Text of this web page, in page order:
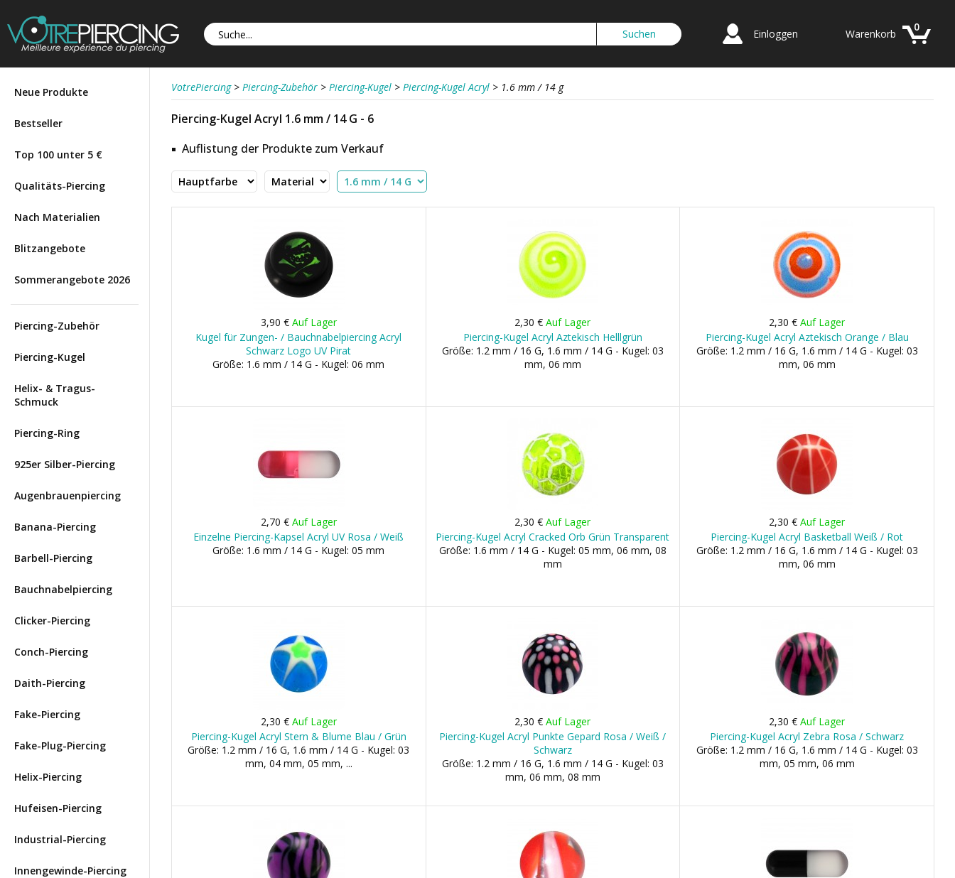
Einloggen
0
Warenkorb
Neue Produkte
Bestseller
Top 100 unter 5 €
Qualitäts-Piercing
Nach Materialien
Blitzangebote
Sommerangebote 2026
Piercing-Zubehör
Piercing-Kugel
Helix- & Tragus-
Schmuck
Piercing-Ring
925er Silber-Piercing
Augenbrauenpiercing
Banana-Piercing
Barbell-Piercing
Bauchnabelpiercing
Clicker-Piercing
Conch-Piercing
Daith-Piercing
Fake-Piercing
Fake-Plug-Piercing
Helix-Piercing
Hufeisen-Piercing
Industrial-Piercing
Innengewinde-Piercing
VotrePiercing > Piercing-Zubehör > Piercing-Kugel > Piercing-Kugel Acryl > 1.6 mm / 14 g
Piercing-Kugel Acryl 1.6 mm / 14 G - 6
Auflistung der Produkte zum Verkauf
3,90 € Auf Lager
Kugel für Zungen- / Bauchnabelpiercing Acryl
Schwarz Logo UV Pirat
Größe: 1.6 mm / 14 G - Kugel: 06 mm
2,30 €Auf Lager
Piercing-Kugel Acryl Aztekisch Helllgrün
Größe: 1.2 mm / 16 G, 1.6 mm / 14 G - Kugel: 03
mm, 06 mm
2,30 €Auf Lager
Piercing-Kugel Acryl Aztekisch Orange / Blau
Größe: 1.2 mm / 16 G, 1.6 mm / 14 G - Kugel: 03
mm, 06 mm
2,70 € Auf Lager
Einzelne Piercing-Kapsel Acryl UV Rosa / Weiß
Größe: 1.6 mm / 14 G - Kugel: 05 mm
2,30 €Auf Lager
Piercing-Kugel Acryl Cracked Orb Grün Transparent
Größe: 1.6 mm / 14 G - Kugel: 05 mm, 06 mm, 08
mm
2,30 €Auf Lager
Piercing-Kugel Acryl Basketball Weiß / Rot
Größe: 1.2 mm / 16 G, 1.6 mm / 14 G - Kugel: 03
mm, 06 mm
2,30 € Auf Lager
Piercing-Kugel Acryl Stern & Blume Blau / Grün
Größe: 1.2 mm / 16 G, 1.6 mm / 14 G - Kugel: 03
mm, 04 mm, 05 mm, ...
2,30 €Auf Lager
Piercing-Kugel Acryl Punkte Gepard Rosa / Weiß /
Schwarz
Größe: 1.2 mm / 16 G, 1.6 mm / 14 G - Kugel: 03
mm, 06 mm, 08 mm
2,30 €Auf Lager
Piercing-Kugel Acryl Zebra Rosa / Schwarz
Größe: 1.2 mm / 16 G, 1.6 mm / 14 G - Kugel: 03
mm, 05 mm, 06 mm